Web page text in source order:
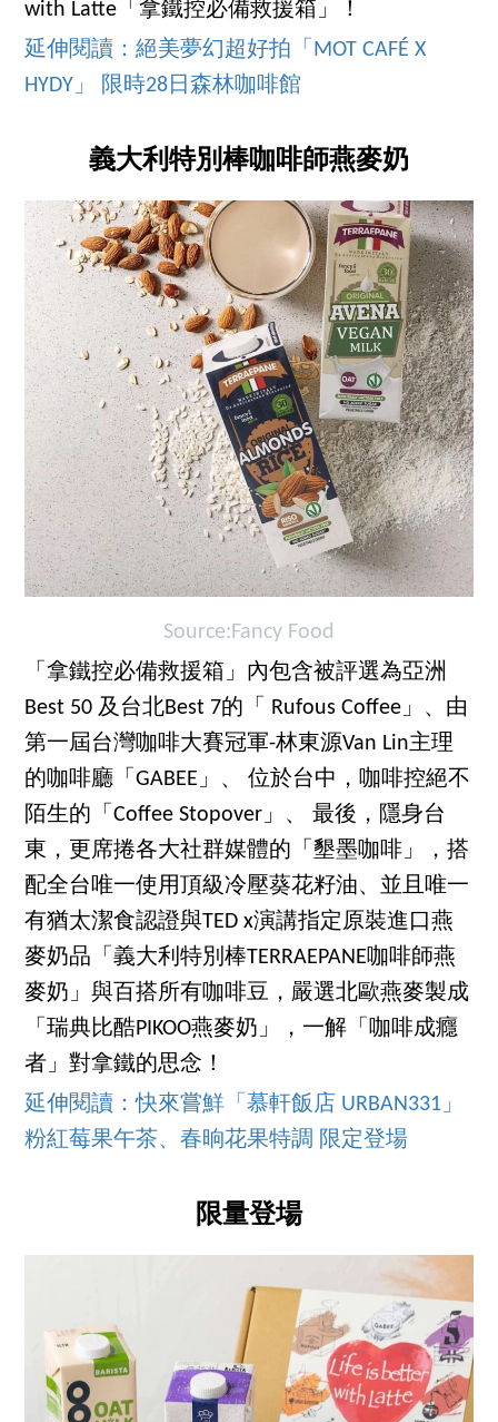
with Latte「拿鐵控必備救援箱」！
延伸閱讀：絕美夢幻超好拍「MOT CAFÉ X
HYDY」 限時28日森林咖啡館
義大利特別棒咖啡師燕麥奶
Source:Fancy Food
「拿鐵控必備救援箱」內包含被評選為亞洲
Best 50 及台北Best 7的「 Rufous Coffee」、由
第一屆台灣咖啡大賽冠軍-林東源Van Lin主理
的咖啡廳「GABEE」、 位於台中，咖啡控絕不
陌生的「Coffee Stopover」、 最後，隱身台
東，更席捲各大社群媒體的「墾墨咖啡」，搭
配全台唯一使用頂級冷壓葵花籽油、並且唯一
有猶太潔食認證與TED x演講指定原裝進口燕
麥奶品「義大利特別棒TERRAEPANE咖啡師燕
麥奶」與百搭所有咖啡豆，嚴選北歐燕麥製成
「瑞典比酷PIKOO燕麥奶」，一解「咖啡成癮
者」對拿鐵的思念！
延伸閱讀：快來嘗鮮「慕軒飯店 URBAN331」
粉紅莓果午茶、春晌花果特調 限定登場
限量登場